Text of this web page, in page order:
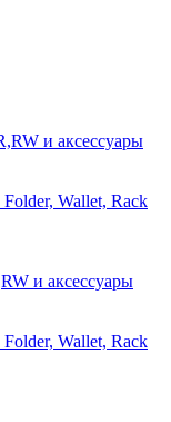
и аксессуары
Wallet, Rack
и аксессуары
Wallet, Rack